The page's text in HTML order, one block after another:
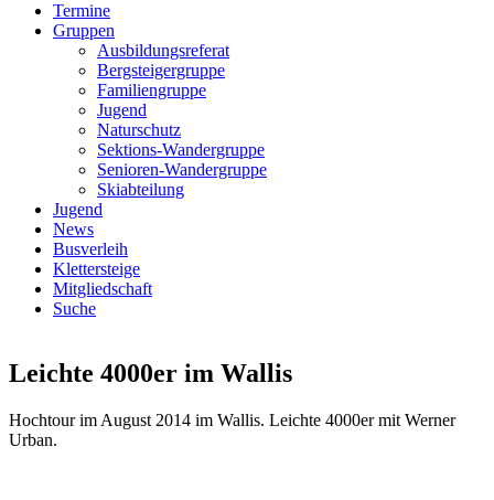
Hauptnavigation
Termine
Gruppen
Ausbildungsreferat
Bergsteigergruppe
Familiengruppe
Jugend
Naturschutz
Sektions-Wandergruppe
Senioren-Wandergruppe
Skiabteilung
Jugend
News
Busverleih
Klettersteige
Mitgliedschaft
Suche
Leichte 4000er im Wallis
Hochtour im August 2014 im Wallis. Leichte 4000er mit Werner
Urban.